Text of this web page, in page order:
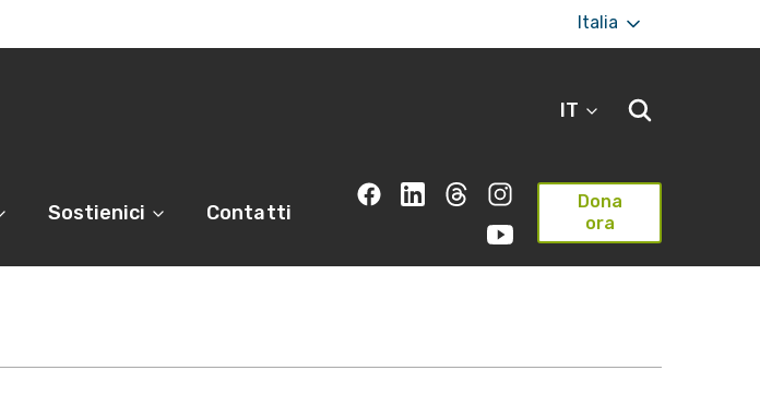
Italia
IT
Sostienici Contatti
Dona
ora